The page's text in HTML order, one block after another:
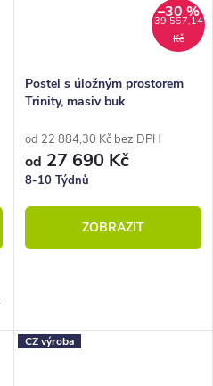
39 557,14
Kč
–30 %
Postel s úložným prostorem
Trinity, masiv buk
od 22 884,30 Kč bez DPH
od 27 690 Kč
8-10 Týdnů
ZOBRAZIT
CZ výroba